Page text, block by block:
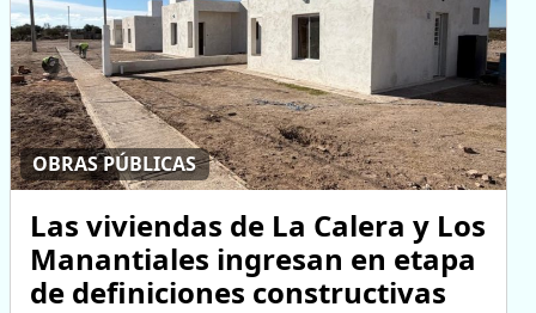
OBRAS PÚBLICAS
Las viviendas de La Calera y Los
Manantiales ingresan en etapa
de definiciones constructivas